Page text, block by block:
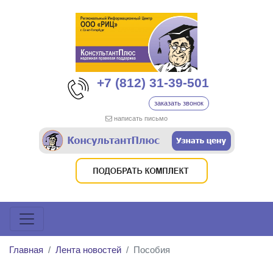
+7 (812) 31-39-501
заказать звонок
написать письмо
Главная Лента новостей Пособия